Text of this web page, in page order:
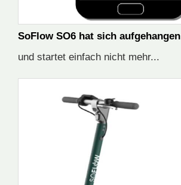
SoFlow SO6 hat sich aufgehangen
und startet einfach nicht mehr...